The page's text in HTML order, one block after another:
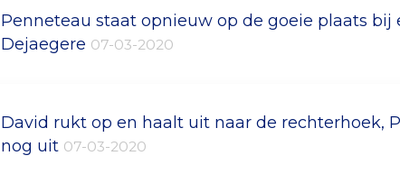
Penneteau staat opnieuw op de goeie plaats bij
Dejaegere 07-03-2020
David rukt op en haalt uit naar de rechterhoek,
nog uit 07-03-2020